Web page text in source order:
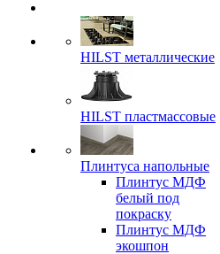
HILST металлические
HILST пластмассовые
Плинтуса напольные
Плинтус МДФ
белый под
покраску
Плинтус МДФ
экошпон